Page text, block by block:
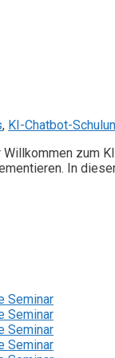
, KI-Chatbot-
zum
In
Seminar
Seminar
Seminar
Seminar